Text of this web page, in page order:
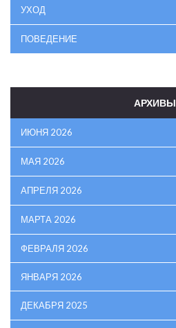
УХОД
ПОВЕДЕНИЕ
АРХИВЫ
ИЮНЯ 2026
МАЯ 2026
АПРЕЛЯ 2026
МАРТА 2026
ФЕВРАЛЯ 2026
ЯНВАРЯ 2026
ДЕКАБРЯ 2025